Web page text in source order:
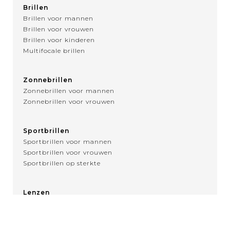
Brillen
Brillen voor mannen
Brillen voor vrouwen
Brillen voor kinderen
Multifocale brillen
Zonnebrillen
Zonnebrillen voor mannen
Zonnebrillen voor vrouwen
Sportbrillen
Sportbrillen voor mannen
Sportbrillen voor vrouwen
Sportbrillen op sterkte
Lenzen